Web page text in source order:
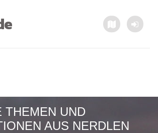
THEMEN UND
AUS NERDLEN